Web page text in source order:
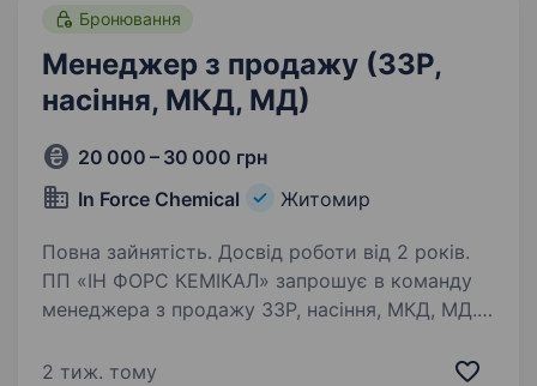
Бронювання
Менеджер з продажу (ЗЗР,
насіння, МКД, МД)
20 000 – 30 000 грн
In Force Chemical
Житомир
Повна зайнятість. Досвід роботи від 2 років.
ПП «ІН ФОРС КЕМІКАЛ» запрошує в команду
менеджера з продажу ЗЗР, насіння, МКД, МД.
в продажах або агросфері не розглядаються!
2 тиж. тому